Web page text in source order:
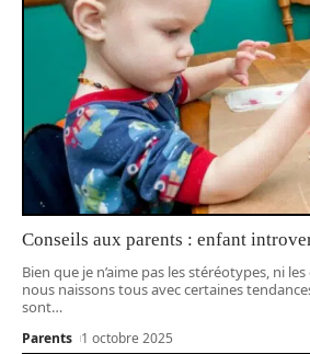
Conseils aux parents : enfant
Bien que je n’aime pas les stéréotypes, ni
nous naissons tous avec certaines
sont…
Parents 1 octobre 2025